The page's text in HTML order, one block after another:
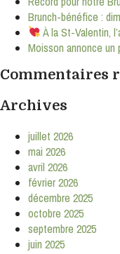
Brunch-bénéfice :
À la St-Valentin,
Moisson annonce un
Commentaires
Archives
juillet 2026
mai 2026
avril 2026
février 2026
décembre 2025
octobre 2025
septembre 2025
juin 2025